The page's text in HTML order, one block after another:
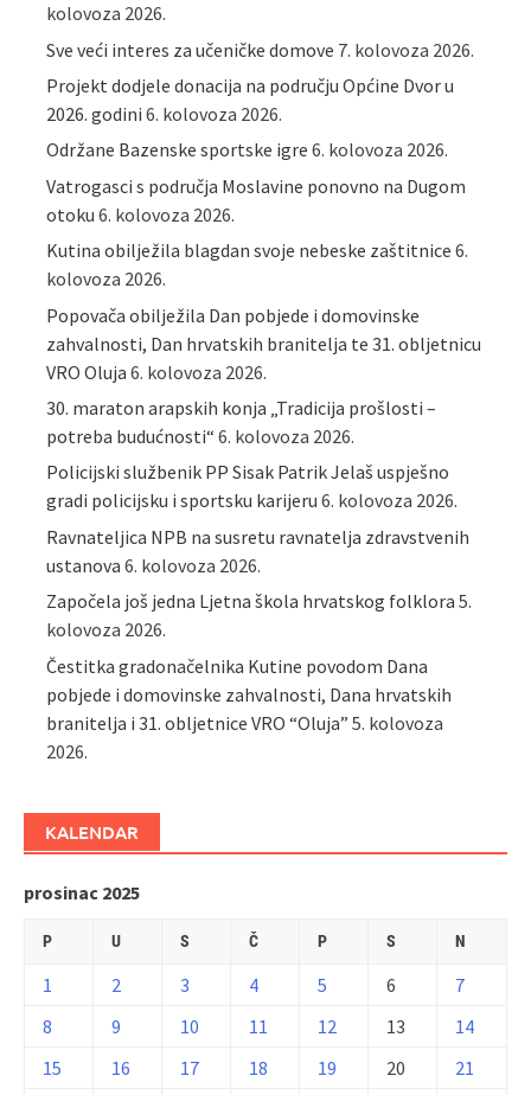
kolovoza 2026.
Sve veći interes za učeničke domove 7. kolovoza 2026.
Projekt dodjele donacija na području Općine Dvor u
2026. godini 6. kolovoza 2026.
Održane Bazenske sportske igre 6. kolovoza 2026.
Vatrogasci s područja Moslavine ponovno na Dugom
otoku 6. kolovoza 2026.
Kutina obilježila blagdan svoje nebeske zaštitnice 6.
kolovoza 2026.
Popovača obilježila Dan pobjede i domovinske
zahvalnosti, Dan hrvatskih branitelja te 31. obljetnicu
VRO Oluja 6. kolovoza 2026.
30. maraton arapskih konja „Tradicija prošlosti –
potreba budućnosti“ 6. kolovoza 2026.
Policijski službenik PP Sisak Patrik Jelaš uspješno
gradi policijsku i sportsku karijeru 6. kolovoza 2026.
Ravnateljica NPB na susretu ravnatelja zdravstvenih
ustanova 6. kolovoza 2026.
Započela još jedna Ljetna škola hrvatskog folklora 5.
kolovoza 2026.
Čestitka gradonačelnika Kutine povodom Dana
pobjede i domovinske zahvalnosti, Dana hrvatskih
branitelja i 31. obljetnice VRO “Oluja” 5. kolovoza
2026.
KALENDAR
prosinac 2025
P U S Č P S N
1 2 3 4 5 6
7
8
9 10 11 12 13
14
15
16 17 18 19 20
21